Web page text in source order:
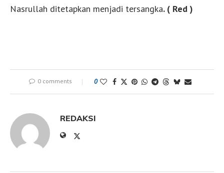
Nasrullah ditetapkan menjadi tersangka. ( Red )
0 comments 0
REDAKSI